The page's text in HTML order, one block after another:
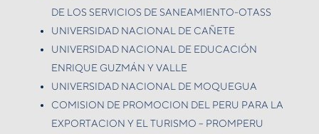
DE LOS SERVICIOS DE SANEAMIENTO-OTASS
UNIVERSIDAD NACIONAL DE CAÑETE
UNIVERSIDAD NACIONAL DE EDUCACIÓN
ENRIQUE GUZMÁN Y VALLE
UNIVERSIDAD NACIONAL DE MOQUEGUA
COMISION DE PROMOCION DEL PERU PARA LA
EXPORTACION Y EL TURISMO – PROMPERU